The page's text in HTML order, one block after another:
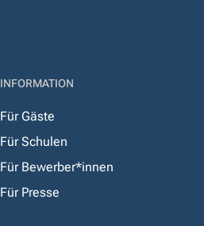
INFORMATION
Für Gäste
Für Schulen
Für Bewerber*innen
Für Presse